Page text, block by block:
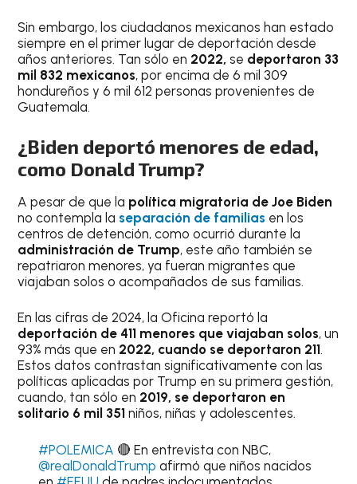
Sin embargo, los ciudadanos mexicanos han estado
siempre en el primer lugar de deportación desde
años anteriores. Tan sólo en 2022,se deportaron 33
mil 832 mexicanos, por encima de 6 mil 309
hondureños y 6 mil 612 personas provenientes de
Guatemala.
¿Biden deportó menores de edad,
como Donald Trump?
A pesar de que la política migratoria de Joe Biden
no contempla la separación de familias en los
centros de detención, como ocurrió durante la
administración de Trump, este año también se
repatriaron menores, ya fueran migrantes que
viajaban solos o acompañados de sus familias.
En las cifras de 2024, la Oficina reportó la
deportación de 411 menores que viajaban solos, un
93% más que en 2022, cuando se deportaron 211.
Estos datos contrastan significativamente con las
políticas aplicadas por Trump en su primera gestión,
cuando, tan sólo en 2019, se deportaron en
solitario 6 mil 351 niños, niñas y adolescentes.
#POLEMICA 🔴 En entrevista con NBC,
@realDonaldTrump afirmó que niños nacidos